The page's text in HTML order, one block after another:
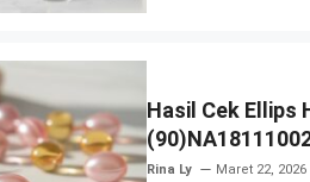
Hasil Cek Ellips
Rina Ly Maret 22, 2026